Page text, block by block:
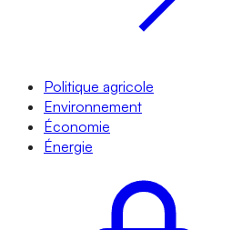
Politique agricole
Environnement
Économie
Énergie